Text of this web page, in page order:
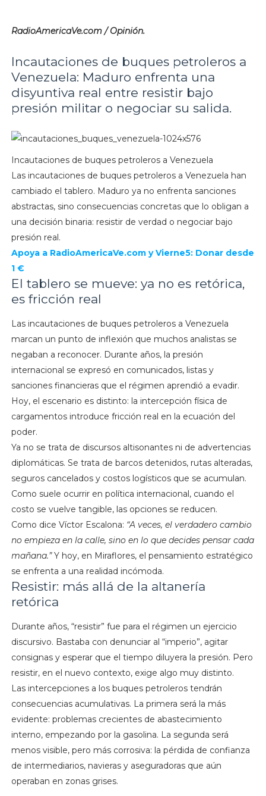
RadioAmericaVe.com / Opinión.
Incautaciones de buques petroleros a
Venezuela: Maduro enfrenta una
disyuntiva real entre resistir bajo
presión militar o negociar su salida.
Incautaciones de buques petroleros a Venezuela
Las incautaciones de buques petroleros a Venezuela han
cambiado el tablero. Maduro ya no enfrenta sanciones
abstractas, sino consecuencias concretas que lo obligan a
una decisión binaria: resistir de verdad o negociar bajo
presión real.
Apoya a RadioAmericaVe.com y Vierne5: Donar desde
1 €
El tablero se mueve: ya no es retórica,
es fricción real
Las incautaciones de buques petroleros a Venezuela
marcan un punto de inflexión que muchos analistas se
negaban a reconocer. Durante años, la presión
internacional se expresó en comunicados, listas y
sanciones financieras que el régimen aprendió a evadir.
Hoy, el escenario es distinto: la intercepción física de
cargamentos introduce fricción real en la ecuación del
poder.
Ya no se trata de discursos altisonantes ni de advertencias
diplomáticas. Se trata de barcos detenidos, rutas alteradas,
seguros cancelados y costos logísticos que se acumulan.
Como suele ocurrir en política internacional, cuando el
costo se vuelve tangible, las opciones se reducen.
Como dice Víctor Escalona: “A veces, el verdadero cambio
no empieza en la calle, sino en lo que decides pensar cada
mañana.”Y hoy, en Miraflores, el pensamiento estratégico
se enfrenta a una realidad incómoda.
Resistir: más allá de la altanería
retórica
Durante años, “resistir” fue para el régimen un ejercicio
discursivo. Bastaba con denunciar al “imperio”, agitar
consignas y esperar que el tiempo diluyera la presión. Pero
resistir, en el nuevo contexto, exige algo muy distinto.
Las intercepciones a los buques petroleros tendrán
consecuencias acumulativas. La primera será la más
evidente: problemas crecientes de abastecimiento
interno, empezando por la gasolina. La segunda será
menos visible, pero más corrosiva: la pérdida de confianza
de intermediarios, navieras y aseguradoras que aún
operaban en zonas grises.